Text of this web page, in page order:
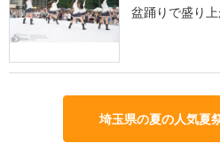
盆踊りで盛り上
埼玉県の夏の人気夏